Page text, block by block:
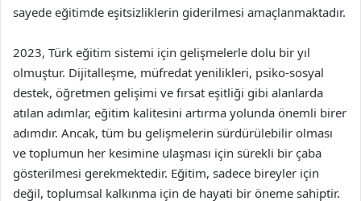
sayede eğitimde eşitsizliklerin giderilmesi amaçlanmaktadır.
2023, Türk eğitim sistemi için gelişmelerle dolu bir yıl
olmuştur. Dijitalleşme, müfredat yenilikleri, psiko-sosyal
destek, öğretmen gelişimi ve fırsat eşitliği gibi alanlarda
atılan adımlar, eğitim kalitesini artırma yolunda önemli birer
adımdır. Ancak, tüm bu gelişmelerin sürdürülebilir olması
ve toplumun her kesimine ulaşması için sürekli bir çaba
gösterilmesi gerekmektedir. Eğitim, sadece bireyler için
değil, toplumsal kalkınma için de hayati bir öneme sahiptir.